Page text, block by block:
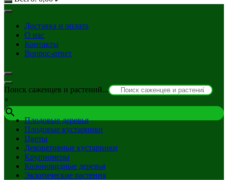
Доставка и оплата
О нас
Контакты
Вопрос-ответ
Поиск саженцев и растений...
×
Плодовые деревья
Плодовые кустарники
Цветы
Декоративные кустарники
Крупномеры
Колоновидные деревья
Экзотические растения